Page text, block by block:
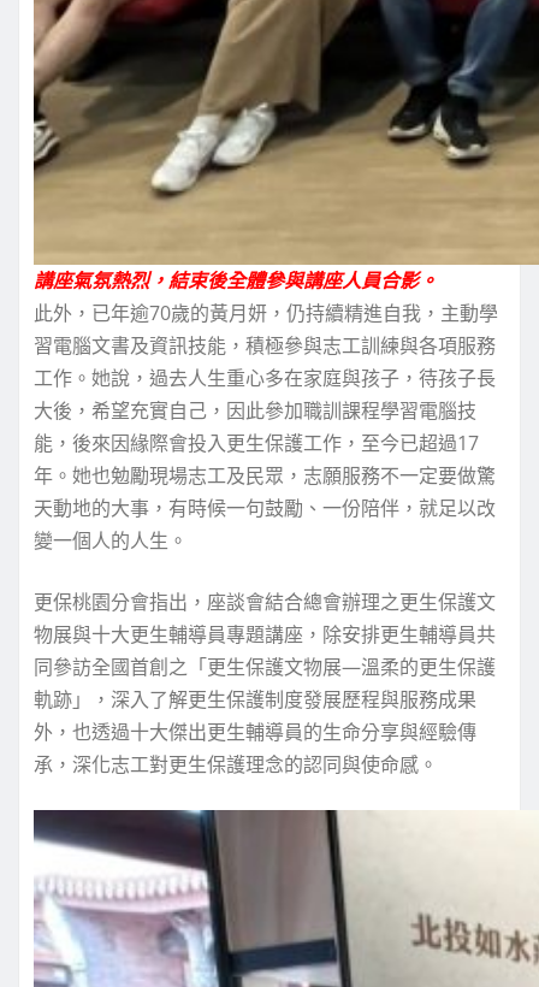
講座氣氛熱烈，結束後全體參與講座人員合影。
此外，已年逾70歲的黃月妍，仍持續精進自我，主動學
習電腦文書及資訊技能，積極參與志工訓練與各項服務
工作。她說，過去人生重心多在家庭與孩子，待孩子長
大後，希望充實自己，因此參加職訓課程學習電腦技
能，後來因緣際會投入更生保護工作，至今已超過17
年。她也勉勵現場志工及民眾，志願服務不一定要做驚
天動地的大事，有時候一句鼓勵、一份陪伴，就足以改
變一個人的人生。
更保桃園分會指出，座談會結合總會辦理之更生保護文
物展與十大更生輔導員專題講座，除安排更生輔導員共
同參訪全國首創之「更生保護文物展—溫柔的更生保護
軌跡」，深入了解更生保護制度發展歷程與服務成果
外，也透過十大傑出更生輔導員的生命分享與經驗傳
承，深化志工對更生保護理念的認同與使命感。